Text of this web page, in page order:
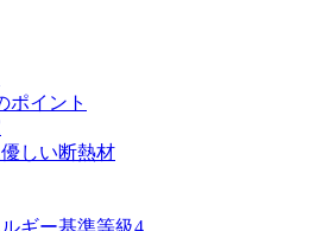
ポイント
しい断熱材
ギー基準等級4